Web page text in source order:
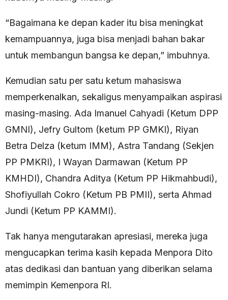
“Bagaimana ke depan kader itu bisa meningkat
kemampuannya, juga bisa menjadi bahan bakar
untuk membangun bangsa ke depan,” imbuhnya.
Kemudian satu per satu ketum mahasiswa
memperkenalkan, sekaligus menyampaikan aspirasi
masing-masing. Ada Imanuel Cahyadi (Ketum DPP
GMNI), Jefry Gultom (ketum PP GMKI), Riyan
Betra Delza (ketum IMM), Astra Tandang (Sekjen
PP PMKRI), I Wayan Darmawan (Ketum PP
KMHDI), Chandra Aditya (Ketum PP Hikmahbudi),
Shofiyullah Cokro (Ketum PB PMII), serta Ahmad
Jundi (Ketum PP KAMMI).
Tak hanya mengutarakan apresiasi, mereka juga
mengucapkan terima kasih kepada Menpora Dito
atas dedikasi dan bantuan yang diberikan selama
memimpin Kemenpora RI.